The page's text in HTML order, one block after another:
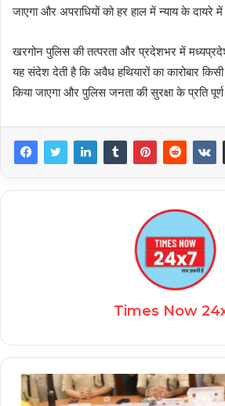
जाएगा और अपराधियों को हर हाल में न्याय के दायरे में
खरगोन पुलिस की तत्परता और प्रदेशभर में मध्यप्रदेश
यह संदेश देती है कि अवैध हथियारों का कारोबार किसी
किया जाएगा और पुलिस जनता की सुरक्षा के प्रति पूर्ण
Times Now